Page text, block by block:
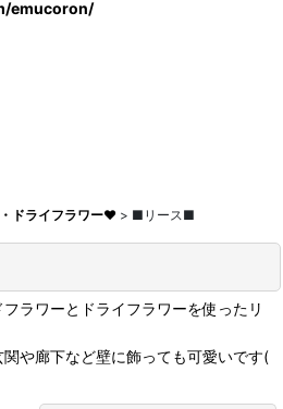
emucoron/
ドライフラワー♥ > ■リース■
ラワーとドライフラワーを使ったリ
関や廊下など壁に飾っても可愛いです(